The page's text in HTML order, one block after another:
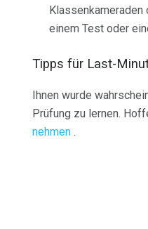
einem Test oder
Tipps für Last-
Ihnen wurde
Prüfung zu lernen.
nehmen .